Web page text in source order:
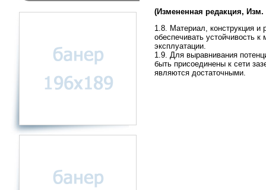
(Измененная редакция,
1.8. Материал, конструкция
обеспечивать устойчивость
эксплуатации.
1.9. Для выравнивания
быть присоединены к сети
являются достаточными.